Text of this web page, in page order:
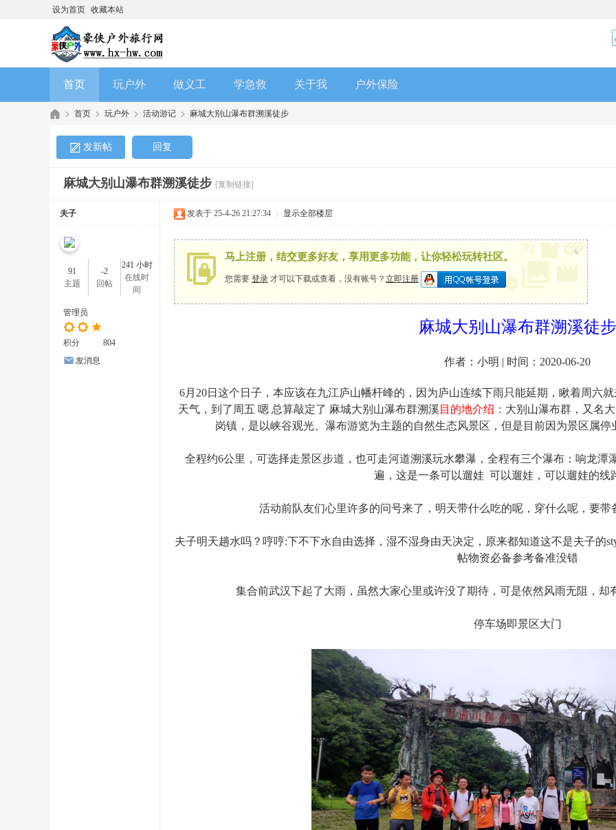
设为首页 收藏本站
首页 玩户外 做义工 学急救 关于我 户外保险
首页 玩户外 活动游记 麻城大别山瀑布群溯溪徒步
发新帖 回复
麻城大别山瀑布群溯溪徒步 [复制链接]
夫子
91
主题
-2
回帖
241 小时
在线时
间
管理员
积分
804
发消息
发表于 25-4-26 21:27:34 显示全部楼层
马上注册，结交更多好友，享用更多功能，让你轻松玩转社区。
您需要 登录 才可以下载或查看，没有账号？ 立即注册
x
麻城大别山瀑布群溯溪徒步
作者：小明 | 时间：2020-06-20
6月20日这个日子，本应该在九江庐山幡杆峰的，因为庐山连续下雨只能延期，瞅着周六
天气，到了周五 嗯 总算敲定了 麻城大别山瀑布群溯溪 目的地介绍： 大别山瀑布群，又名
岗镇，是以峡谷观光、瀑布游览为主题的自然生态风景区，但是目前因为景区属
全程约6公里，可选择走景区步道，也可走河道溯溪玩水攀瀑，全程有三个瀑布：响龙
遍，这是一条可以遛娃 可以遛娃，可以遛娃的
活动前队友们心里许多的问号来了，明天带什么吃的呢，穿什么呢，要
夫子明天趟水吗？哼哼:下不下水自由选择，湿不湿身由天决定，原来都知道这不是夫子的
帖物资必备参考备准没错
集合前武汉下起了大雨，虽然大家心里或许没了期待，可是依然风雨无阻，却
停车场即景区大门